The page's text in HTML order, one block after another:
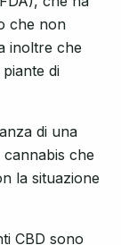
che non
inoltre che
di
di una
che
la situazione
CBD sono